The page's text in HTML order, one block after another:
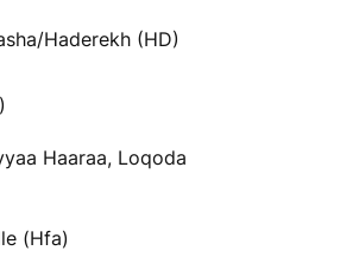
Haderekh (HD)
Haaraa, Loqoda
(Hfa)